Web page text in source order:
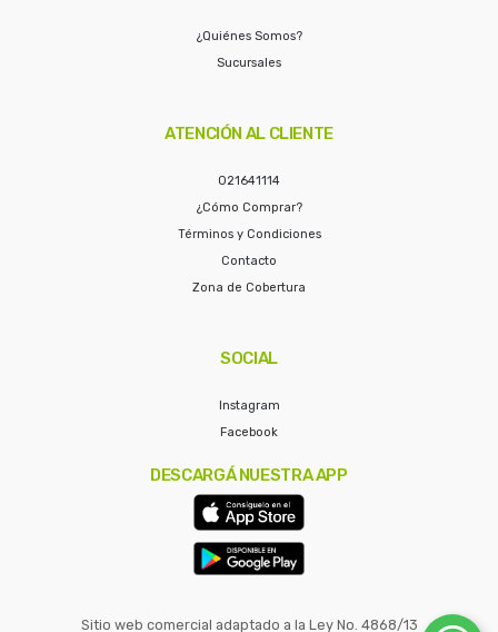
¿Quiénes Somos?
Sucursales
ATENCIÓN AL CLIENTE
021641114
¿Cómo Comprar?
Términos y Condiciones
Contacto
Zona de Cobertura
SOCIAL
Instagram
Facebook
DESCARGÁ NUESTRA APP
Sitio web comercial adaptado a la Ley No. 4868/13